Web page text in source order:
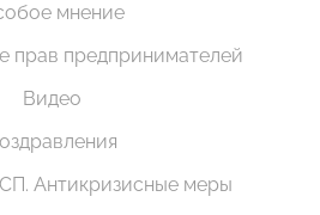
мнение
прав предпринимателей
Видео
Антикризисные меры